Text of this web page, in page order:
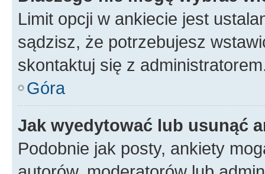
Limit opcji w ankiecie jest
sądzisz, że potrzebujesz
skontaktuj się z
Góra
Jak wyedytować lub usunąć
Podobnie jak posty, ankiety